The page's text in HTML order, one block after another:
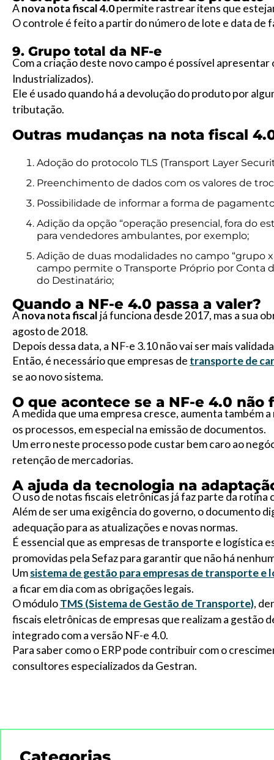
Anova nota fiscal 4.0permite rastrear itens que
O controle é feito a partir do número de lote e data de
9. Grupo total da NF-e
Com a criação deste novo campo é possível
Industrializados).
Ele é usado quando há a devolução do produto por
tributação.
Outras mudanças na nota fiscal
Adoção do protocolo TLS (Transport Layer
Preenchimento de dados com os valores de
Possibilidade de informar a forma de
Adição da opção “operação presencial, fora do
para vendedores ambulantes, por exemplo;
Adição de duas modalidades no campo “grupo
campo permite o Transporte Próprio por Conta
do Destinatário;
Quando a NF-e 4.0 passa a valer?
Anova nota fiscal já funciona desde 2017, mas a sua
agosto de 2018.
Depois dessa data, a NF-e 3.10 não vai ser mais
Então, é necessário que empresas de transporte de
se ao novo sistema.
O que acontece se a NF-e 4.0 não
A medida que uma empresa cresce, aumenta também
os processos, em especial na emissão de documentos.
Um erro neste processo pode custar bem caro ao
retenção de mercadorias.
A ajuda da tecnologia na
O uso de notas fiscais eletrônicas já faz parte da
Além de ser uma exigência do governo, o documento
adequação para as atualizações e novas normas.
É essencial que as empresas de transporte e logística
promovidas pela Sefaz para garantir que não há
Umsistema de gestão para empresas de transporte e
a ficar em dia com as obrigações legais.
O móduloTMS (Sistema de Gestão de Transporte),
fiscais eletrônicas de empresas que realizam a gestão
integrado com a versão NF-e 4.0.
Para saber como o ERP pode contribuir com o
consultores especializados da Gestran.